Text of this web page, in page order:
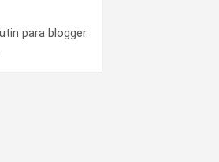
para blogger.